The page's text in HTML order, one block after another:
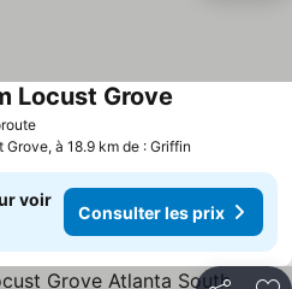
Locust Grove
Grove, à 18.9 km de : Griffin
voir
Consulter les prix